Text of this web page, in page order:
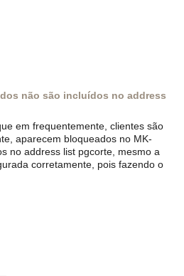
não são incluídos no address
em frequentemente, clientes são
aparecem bloqueados no MK-
no address list pgcorte, mesmo a
corretamente, pois fazendo o